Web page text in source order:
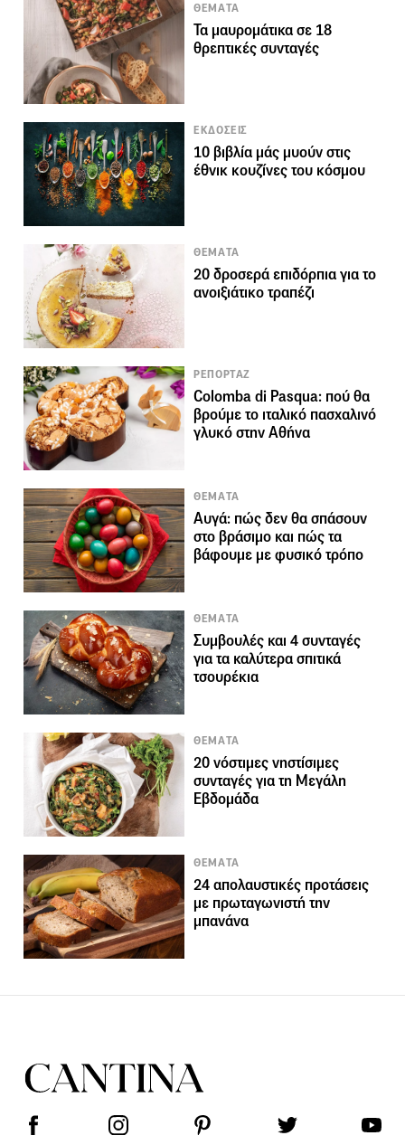
ΘΕΜΑΤΑ
Τα μαυρομάτικα σε 18
θρεπτικές συνταγές
ΕΚΔΟΣΕΙΣ
10 βιβλία μάς μυούν στις
έθνικ κουζίνες του κόσμου
ΘΕΜΑΤΑ
20 δροσερά επιδόρπια για το
ανοιξιάτικο τραπέζι
ΡΕΠΟΡΤΑΖ
Colomba di Pasqua: πού θα
βρούμε το ιταλικό πασχαλινό
γλυκό στην Αθήνα
ΘΕΜΑΤΑ
Αυγά: πώς δεν θα σπάσουν
στο βράσιμο και πώς τα
βάφουμε με φυσικό τρόπο
ΘΕΜΑΤΑ
Συμβουλές και 4 συνταγές
για τα καλύτερα σπιτικά
τσουρέκια
ΘΕΜΑΤΑ
20 νόστιμες νηστίσιμες
συνταγές για τη Μεγάλη
Εβδομάδα
ΘΕΜΑΤΑ
24 απολαυστικές προτάσεις
με πρωταγωνιστή την
μπανάνα